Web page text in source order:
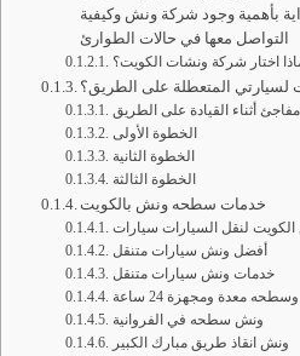
بأهمية وجود شركة ونش وكيفية
التواصل معها في حالات الطوارئ
اختار شركة ونشات الكويت؟
المتعطلة على الطريق؟
أثناء القيادة على الطريق
الخطوة الأولى
الخطوة الثانية
الخطوة الثالثة
خدمات سطحه ونش بالكويت
لنقل السيارات سيارات
أفضل ونش سيارات متنقل
خدمات ونش سيارات متنقل
معدة ومجهزة 24 ساعة
ونش سطحه في الفروانية
ونش انقاذ طريق مبارك الكبير